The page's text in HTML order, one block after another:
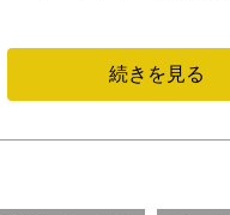
続きを見る